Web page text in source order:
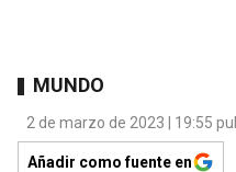
MUNDO
2 de marzo de 2023 | 19:55
Añadir como fuente en